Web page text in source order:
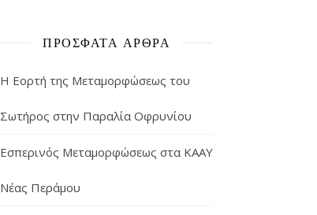
ΠΡΌΣΦΑΤΑ ΆΡΘΡΑ
Η Εορτή της Μεταμορφώσεως του
Σωτήρος στην Παραλία Οφρυνίου
Εσπερινός Μεταμορφώσεως στα ΚΑΑΥ
Νέας Περάμου